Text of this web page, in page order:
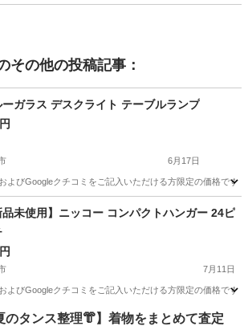
その他の投稿記事：
ーガラス デスクライト テーブルランプ
6月17日
よびGoogleクチコミをご記入いただける方限定の価格です
他品未使用】ニッコー コンパクトハンガー 24ピ
7月11日
よびGoogleクチコミをご記入いただける方限定の価格です
用品 ニッコー
のタンス整理👘】着物をまとめて査定